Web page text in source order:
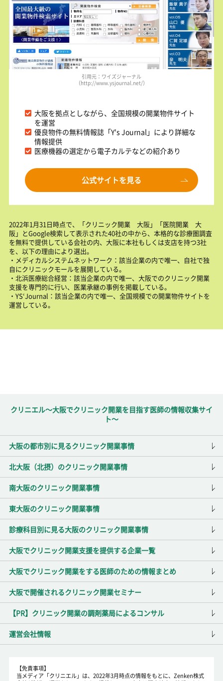
引用元：ワイズジャーナル
（http://www.ysjournal.net/）
大阪を拠点としながら、全国規模の開業物件サイト
を運営
優良物件の無料情報誌「Y's Journal」により詳細な
情報提供
医療機器の選定から電子カルテなどの紹介あり
公式サイトを見る
2022年1月31日時点で、「クリニック開業 大阪」「医院開業 大
阪」とGoogle検索して表示された40社の中から、本格的な診療圏調査
を無料で提供している会社の内、大阪に本社もしくは支店を持つ3社
を、以下の理由により選出。
・メディカルシステムネットワーク：該当企業の内で唯一、自社で独
自にクリニックモールを展開している。
・北浜医療総合経営：該当企業の内で唯一、大阪でのクリニック開業
支援を専門的に行い、医業承継の事例を掲載している。
・YS‘Journal：該当企業の内で唯一、全国規模での開業物件サイトを
運営している。
クリニエル～大阪でクリニック開業を目指す医師の情報収集サイ
ト～
大阪の都市別に見るクリニック開業事情
北大阪（北摂）のクリニック開業事情
南大阪のクリニック開業事情
東大阪のクリニック開業事情
診療科目別に見る大阪のクリニック開業事情
大阪でクリニック開業支援を提供する企業一覧
大阪でクリニック開業をする医師のための情報まとめ
大阪で開催されるクリニック開業セミナー
【PR】クリニック開業の調剤薬局によるコンサル
運営会社情報
【免責事項】
当メディア「クリニエル」は、2022年3月時点の情報をもとに、Zenken株式